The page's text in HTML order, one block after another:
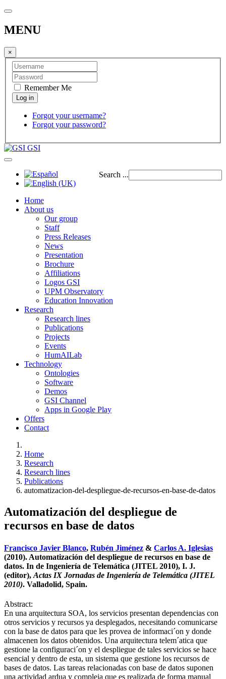
MENU
×
Remember Me
Forgot your username?
Forgot your password?
GSI
Search ...
Home
About us
Our group
Staff
Press Releases
News
Presentation
Brochure
Affiliations
Logos GSI
UPM Observatory
Education Innovation
Research
Research lines
Publications
Projects
Events
HumAILab
Technology
Ontologies
Software
Demos
GSI Channel
Apps in Google Play
Offers
Contact
Home
Research
Research lines
Publications
automatizacion-del-despliegue-de-recursos-en-base-de-datos
Automatización del despliegue de
recursos en base de datos
Francisco Javier Blanco, Rubén Jiménez & Carlos A. Iglesias
(2010). Automatización del despliegue de recursos en base de
datos. In de Ingeniería de Telemática (JITEL 2010), I. J.
(editor), Actas IX Jornadas de Ingeniería de Telemática (JITEL
2010). Valladolid, Spain.
Abstract:
En una arquitectura SOA, los servicios presentan dependencias con
otros servicios y recursos ya desplegados, necesitando comunicarse
con la base de datos para que les provea de informaci´on y donde
almacenen los datos obtenidos. Una arquitectura telem´atica que
gestione la configuraci´on y el despliegue de tales servicios se hace
esencial y dentro de esta, un sistema que gestione los recursos de
bases de datos. Las tareas relacionadas con base de datos suponen
una actividad ardua y compleja que es realizada de forma manual